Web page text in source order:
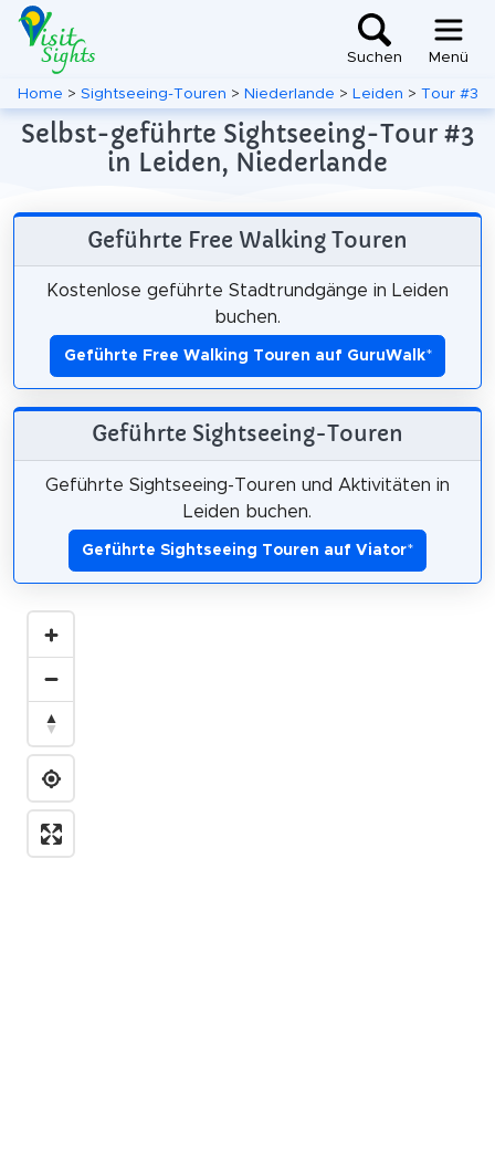
Suchen Menü
Home > Sightseeing-Touren > Niederlande > Leiden > Tour #3
Selbst-geführte Sightseeing-Tour #3
in Leiden, Niederlande
Geführte Free Walking Touren
Kostenlose geführte Stadtrundgänge in Leiden
buchen.
Geführte Free Walking Touren auf GuruWalk*
Geführte Sightseeing-Touren
Geführte Sightseeing-Touren und Aktivitäten in
Leiden buchen.
Geführte Sightseeing Touren auf Viator*